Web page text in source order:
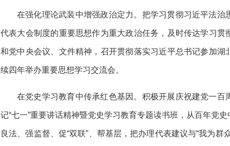
在强化理论武装中增强政治定力。把学习贯彻习近平法
代表大会制度的重要思想作为重大政治任务，及时传达学习
和党中央会议、文件精神，召开贯彻落实习近平总书记参加
续四年举办重要思想学习交流会。
在党史学习教育中传承红色基因。积极开展庆祝建党一
记“七一”重要讲话精神暨党史学习教育专题读书班，从百年党
良法、强监督、促“双联”、帮基层，把办理代表建议与“我为